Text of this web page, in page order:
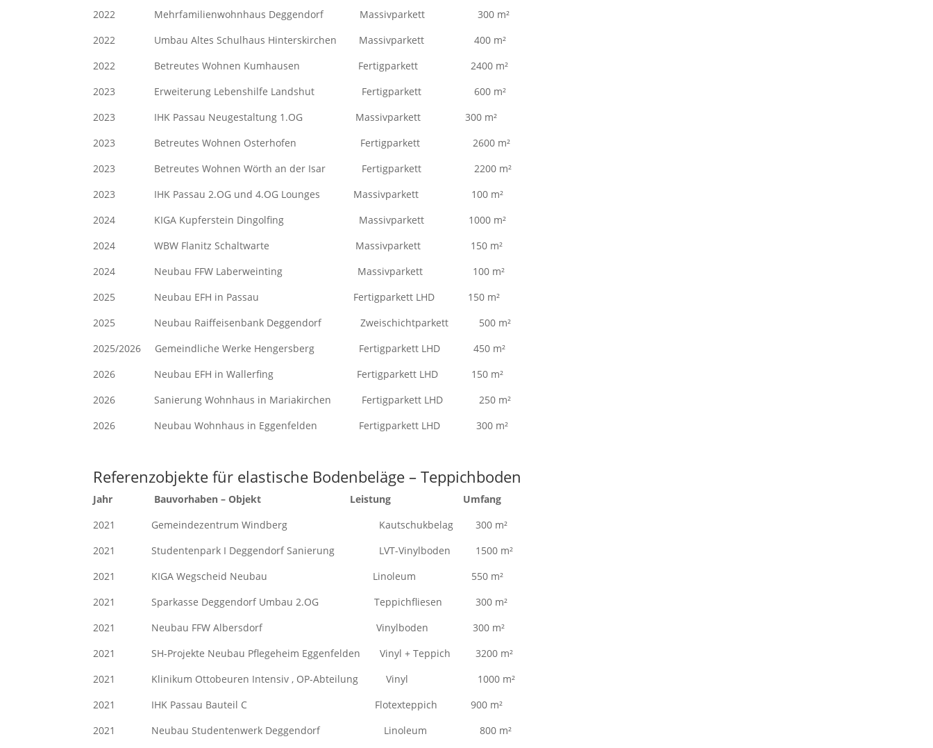
2022 Mehrfamilienwohnhaus Deggendorf Massivparkett 300 m²
2022 Umbau Altes Schulhaus Hinterskirchen Massivparkett 400 m²
2022 Betreutes Wohnen Kumhausen Fertigparkett 2400 m²
2023 Erweiterung Lebenshilfe Landshut Fertigparkett 600 m²
2023 IHK Passau Neugestaltung 1.OG Massivparkett 300 m²
2023 Betreutes Wohnen Osterhofen Fertigparkett 2600 m²
2023 Betreutes Wohnen Wörth an der Isar Fertigparkett 2200 m²
2023 IHK Passau 2.OG und 4.OG Lounges Massivparkett 100 m²
2024 KIGA Kupferstein Dingolfing Massivparkett 1000 m²
2024 WBW Flanitz Schaltwarte Massivparkett 150 m²
2024 Neubau FFW Laberweinting Massivparkett 100 m²
2025 Neubau EFH in Passau Fertigparkett LHD 150 m²
2025 Neubau Raiffeisenbank Deggendorf Zweischichtparkett 500 m²
2025/2026 Gemeindliche Werke Hengersberg Fertigparkett LHD 450 m²
2026 Neubau EFH in Wallerfing Fertigparkett LHD 150 m²
2026 Sanierung Wohnhaus in Mariakirchen Fertigparkett LHD 250 m²
2026 Neubau Wohnhaus in Eggenfelden Fertigparkett LHD 300 m²
Referenzobjekte für elastische Bodenbeläge – Teppichboden
Jahr Bauvorhaben – Objekt Leistung Umfang
2021 Gemeindezentrum Windberg Kautschukbelag 300 m²
2021 Studentenpark I Deggendorf Sanierung LVT-Vinylboden 1500 m²
2021 KIGA Wegscheid Neubau Linoleum 550 m²
2021 Sparkasse Deggendorf Umbau 2.OG Teppichfliesen 300 m²
2021 Neubau FFW Albersdorf Vinylboden 300 m²
2021 SH-Projekte Neubau Pflegeheim Eggenfelden Vinyl + Teppich 3200 m²
2021 Klinikum Ottobeuren Intensiv , OP-Abteilung Vinyl 1000 m²
2021 IHK Passau Bauteil C Flotexteppich 900 m²
2021 Neubau Studentenwerk Deggendorf Linoleum 800 m²